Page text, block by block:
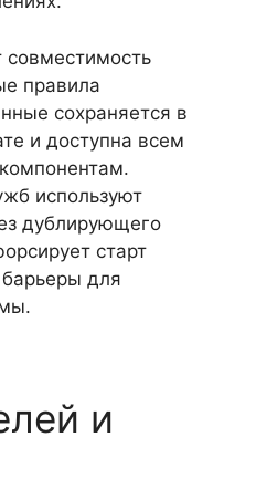
правила
сохраняется в
и доступна всем
используют
дублирующего
старт
для
и